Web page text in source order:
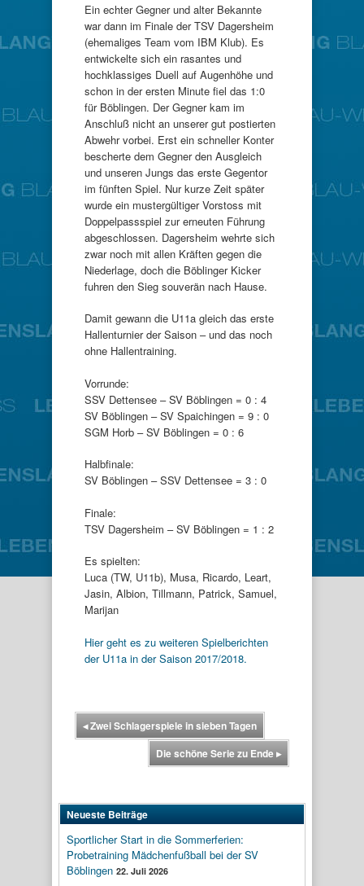
Ein echter Gegner und alter Bekannte
war dann im Finale der TSV Dagersheim
(ehemaliges Team vom IBM Klub). Es
entwickelte sich ein rasantes und
hochklassiges Duell auf Augenhöhe und
schon in der ersten Minute fiel das 1:0
für Böblingen. Der Gegner kam im
Anschluß nicht an unserer gut postierten
Abwehr vorbei. Erst ein schneller Konter
bescherte dem Gegner den Ausgleich
und unseren Jungs das erste Gegentor
im fünften Spiel. Nur kurze Zeit später
wurde ein mustergültiger Vorstoss mit
Doppelpassspiel zur erneuten Führung
abgeschlossen. Dagersheim wehrte sich
zwar noch mit allen Kräften gegen die
Niederlage, doch die Böblinger Kicker
fuhren den Sieg souverän nach Hause.
Damit gewann die U11a gleich das erste
Hallenturnier der Saison – und das noch
ohne Hallentraining.
Vorrunde:
SSV Dettensee – SV Böblingen = 0 : 4
SV Böblingen – SV Spaichingen = 9 : 0
SGM Horb – SV Böblingen = 0 : 6
Halbfinale:
SV Böblingen – SSV Dettensee = 3 : 0
Finale:
TSV Dagersheim – SV Böblingen = 1 : 2
Es spielten:
Luca (TW, U11b), Musa, Ricardo, Leart,
Jasin, Albion, Tillmann, Patrick, Samuel,
Marijan
Hier geht es zu weiteren Spielberichten
der U11a in der Saison 2017/2018.
◂Zwei Schlagerspiele in sieben Tagen
Die schöne Serie zu Ende▸
Neueste Beiträge
Sportlicher Start in die Sommerferien:
Probetraining Mädchenfußball bei der SV
Böblingen 22. Juli 2026